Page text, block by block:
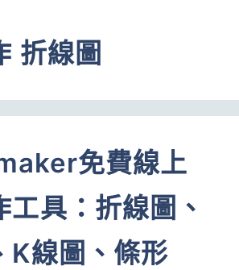
折線圖
免費線上
工具：折線圖、
K線圖、條形